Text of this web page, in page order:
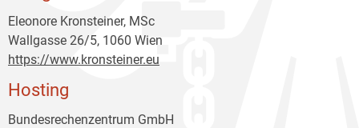
Eleonore Kronsteiner, MSc
Wallgasse 26/5, 1060 Wien
https://www.kronsteiner.eu
Hosting
Bundesrechenzentrum GmbH